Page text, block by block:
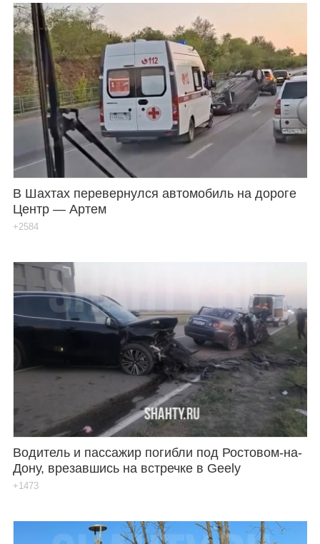
В Шахтах перевернулся автомобиль на дороге
Центр — Артем
+2584
Водитель и пассажир погибли под Ростовом-на-
Дону, врезавшись на встречке в Geely
+1473